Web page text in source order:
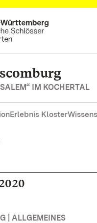
IM KOCHERTAL
Erlebnis Kloster
| ALLGEMEINES